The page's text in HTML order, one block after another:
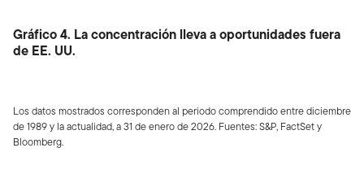
Gráfico 4. La concentración lleva a oportunidades fuera
de EE. UU.
Los datos mostrados corresponden al periodo comprendido entre diciembre
de 1989 y la actualidad, a 31 de enero de 2026. Fuentes: S&P, FactSet y
Bloomberg.